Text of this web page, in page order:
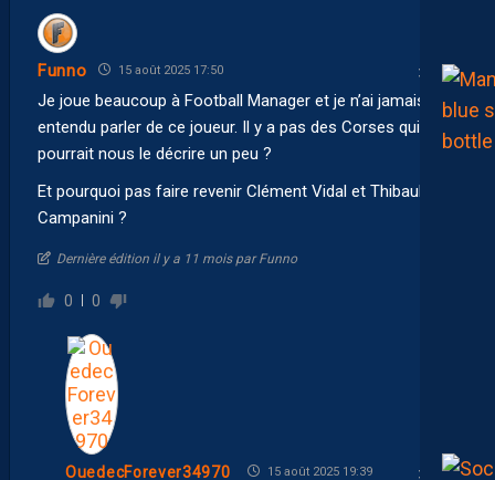
Funno 15 août 2025 17:50
Je joue beaucoup à Football Manager et je n’ai jamais
entendu parler de ce joueur. Il y a pas des Corses qui
pourrait nous le décrire un peu ?
Et pourquoi pas faire revenir Clément Vidal et Thibault
Campanini ?
Dernière édition il y a 11 mois par Funno
0 0
OuedecForever34970 15 août 2025 19:39